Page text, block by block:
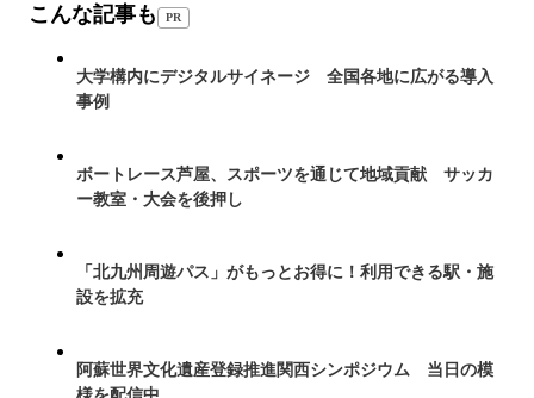
こんな記事も PR
大学構内にデジタルサイネージ 全国各地に広がる導入
事例
ボートレース芦屋、スポーツを通じて地域貢献 サッカ
ー教室・大会を後押し
「北九州周遊パス」がもっとお得に！利用できる駅・施
設を拡充
阿蘇世界文化遺産登録推進関西シンポジウム 当日の模